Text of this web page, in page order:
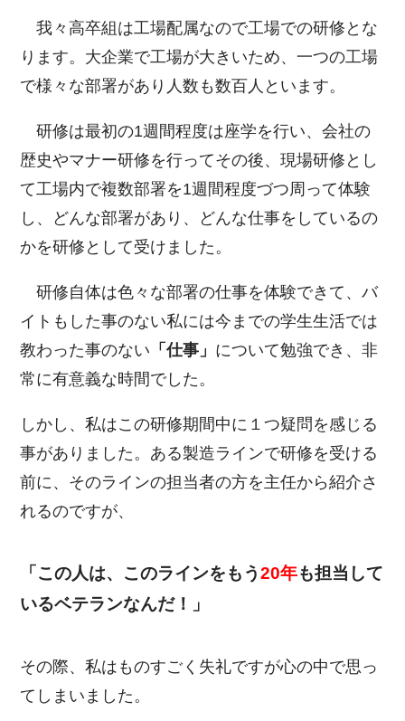
我々高卒組は工場配属なので工場での研修とな
ります。大企業で工場が大きいため、一つの工場
で様々な部署があり人数も数百人といます。
研修は最初の1週間程度は座学を行い、会社の
歴史やマナー研修を行ってその後、現場研修とし
て工場内で複数部署を1週間程度づつ周って体験
し、どんな部署があり、どんな仕事をしているの
かを研修として受けました。
研修自体は色々な部署の仕事を体験できて、バ
イトもした事のない私には今までの学生生活では
教わった事のない 「仕事」 について勉強でき、非
常に有意義な時間でした。
しかし、私はこの研修期間中に１つ疑問を感じる
事がありました。ある製造ラインで研修を受ける
前に、そのラインの担当者の方を主任から紹介さ
れるのですが、
「この人は、このラインをもう20年も担当して
いるベテランなんだ！」
その際、私はものすごく失礼ですが心の中で思っ
てしまいました。